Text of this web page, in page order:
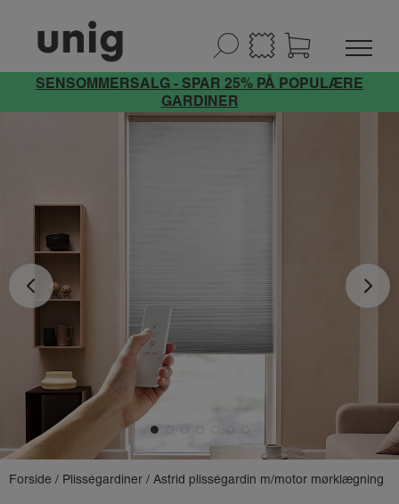
SENSOMMERSALG - SPAR 25% PÅ POPULÆRE
GARDINER
Forside / Plisségardiner / Astrid plisségardin m/motor mørklægning